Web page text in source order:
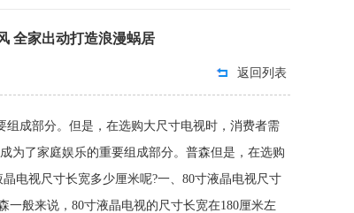
全家出动打造浪漫蜗居
返回列表
成部分。但是，在选购大尺寸电视时，消费者需
庭娱乐的重要组成部分。普森但是，在选购
电视尺寸长宽多少厘米呢?一、80寸液晶电视尺寸
般来说，80寸液晶电视的尺寸长宽在180厘米左